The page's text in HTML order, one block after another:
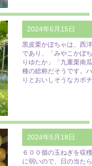
2024年6月15日
黒皮栗かぼちゃは、西
であり、「みやこかぼ
りゆたか」「九重栗南
種の総称だそうです。
りとおいしそうなカボ
2024年5月18日
６００個の玉ねぎを収
に弱いので、日の当た